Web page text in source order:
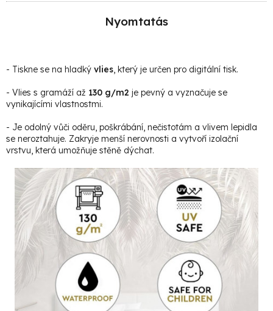
Nyomtatás
- Tiskne se na hladký vlies, který je určen pro digitální tisk.
- Vlies s gramáží až 130 g/m2 je pevný a vyznačuje se
vynikajícími vlastnostmi.
- Je odolný vůči oděru, poškrábání, nečistotám a vlivem lepidla
se neroztahuje. Zakryje menší nerovnosti a vytvoří izolační
vrstvu, která umožňuje stěně dýchat.